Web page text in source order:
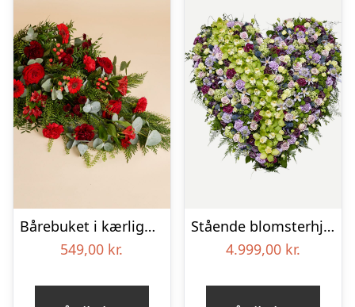
Bårebuket i kærlighedens farver
549,00 kr.
Stående blomsterhjerte – Et eksklusivt farvel
4.999,00 kr.